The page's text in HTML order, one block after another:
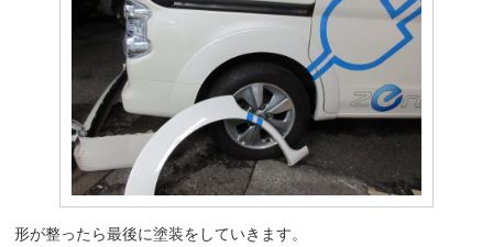
形が整ったら最後に塗装をしていきます。